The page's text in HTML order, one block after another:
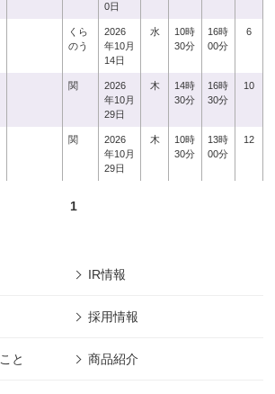
0日
くら
のう
2026
年10月
14日
水
10時
30分
16時
00分
6
関
2026
年10月
29日
木
14時
30分
16時
30分
10
関
2026
年10月
29日
木
10時
30分
13時
00分
12
1
IR情報
採用情報
と 商品紹介